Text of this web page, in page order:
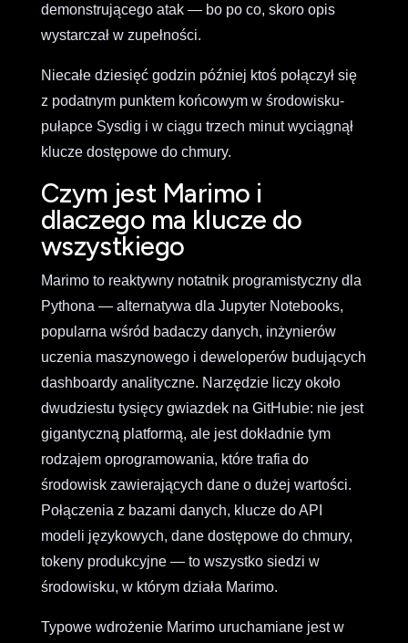
demonstrującego atak — bo po co, skoro opis
wystarczał w zupełności.
Niecałe dziesięć godzin później ktoś połączył się
z podatnym punktem końcowym w środowisku-
pułapce Sysdig i w ciągu trzech minut wyciągnął
klucze dostępowe do chmury.
Czym jest Marimo i
dlaczego ma klucze do
wszystkiego
Marimo to reaktywny notatnik programistyczny dla
Pythona — alternatywa dla Jupyter Notebooks,
popularna wśród badaczy danych, inżynierów
uczenia maszynowego i deweloperów budujących
dashboardy analityczne. Narzędzie liczy około
dwudziestu tysięcy gwiazdek na GitHubie: nie jest
gigantyczną platformą, ale jest dokładnie tym
rodzajem oprogramowania, które trafia do
środowisk zawierających dane o dużej wartości.
Połączenia z bazami danych, klucze do API
modeli językowych, dane dostępowe do chmury,
tokeny produkcyjne — to wszystko siedzi w
środowisku, w którym działa Marimo.
Typowe wdrożenie Marimo uruchamiane jest w